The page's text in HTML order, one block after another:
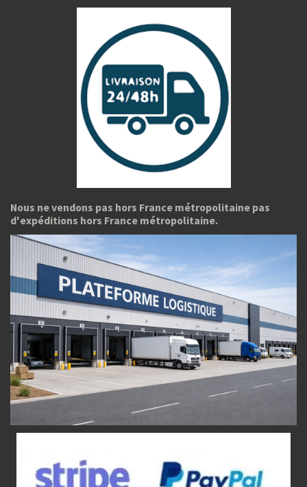
Nous ne vendons pas hors France métropolitaine pas
d'expéditions hors France métropolitaine.